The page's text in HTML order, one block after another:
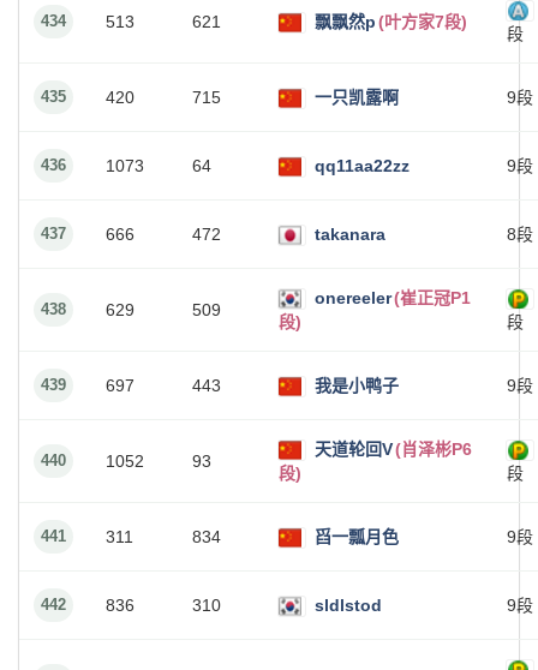
434 513 621 飘飘然p(叶方家7段)
段
435 420 715 一只凯露啊 9段
436 1073 64 qq11aa22zz 9段
437 666 472 takanara 8段
438 629 509
onereeler(崔正冠P1
段)
段
439 697 443 我是小鸭子 9段
440 1052 93
天道轮回V(肖泽彬P6
段)
段
441 311 834 舀一瓢月色 9段
442 836 310 sldlstod 9段